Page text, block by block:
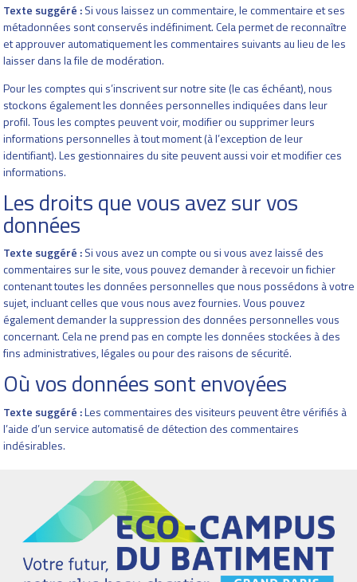
Texte suggéré :Si vous laissez un commentaire, le commentaire et ses
métadonnées sont conservés indéfiniment. Cela permet de reconnaître
et approuver automatiquement les commentaires suivants au lieu de les
laisser dans la file de modération.
Pour les comptes qui s’inscrivent sur notre site (le cas échéant), nous
stockons également les données personnelles indiquées dans leur
profil. Tous les comptes peuvent voir, modifier ou supprimer leurs
informations personnelles à tout moment (à l’exception de leur
identifiant). Les gestionnaires du site peuvent aussi voir et modifier ces
informations.
Les droits que vous avez sur vos
données
Texte suggéré :Si vous avez un compte ou si vous avez laissé des
commentaires sur le site, vous pouvez demander à recevoir un fichier
contenant toutes les données personnelles que nous possédons à votre
sujet, incluant celles que vous nous avez fournies. Vous pouvez
également demander la suppression des données personnelles vous
concernant. Cela ne prend pas en compte les données stockées à des
fins administratives, légales ou pour des raisons de sécurité.
Où vos données sont envoyées
Texte suggéré :Les commentaires des visiteurs peuvent être vérifiés à
l’aide d’un service automatisé de détection des commentaires
indésirables.